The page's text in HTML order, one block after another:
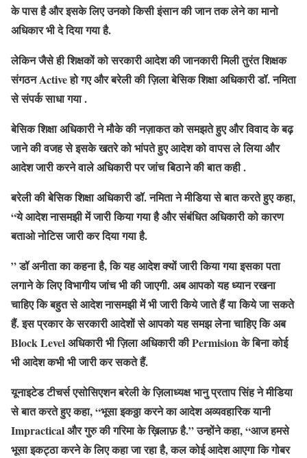
के पास है और इसके लिए उनको किसी इंसान की जान तक लेने का मानो
अधिकार भी दे दिया गया है.
लेकिन जैसे ही शिक्षकों को सरकारी आदेश की जानकारी मिली तुरंत शिक्षक
संगठन Active हो गए और बरेली की ज़िला बेसिक शिक्षा अधिकारी डॉ. नमिता
से संपर्क साधा गया .
बेसिक शिक्षा अधिकारी ने मौके की नज़ाकत को समझते हुए और विवाद के बढ़
जाने की वजह से इसके खतरे को भांपते हुए आदेश को वापस ले लिया और
आदेश जारी करने वाले अधिकारी पर जांच बिठाने की बात कही .
बरेली की बेसिक शिक्षा अधिकारी डॉ. नमिता ने मीडिया से बात करते हुए कहा,
“ये आदेश नासमझी में जारी किया गया है और संबंधित अधिकारी को कारण
बताओ नोटिस जारी कर दिया गया है.
” डॉ अनीता का कहना है, कि यह आदेश क्यों जारी किया गया इसका पता
लगाने के लिए विभागीय जांच भी की जाएगी. अब आपको यह ध्यान रखना
चाहिए कि बहुत से आदेश नासमझी में भी जारी किये जाते हैं या किये जा सकते
हैं. इस प्रकार के सरकारी आदेशों से आपको यह समझ लेना चाहिए कि अब
Block Level अधिकारी भी ज़िला अधिकारी की Permision के बिना कोई
भी आदेश कभी भी जारी कर सकते हैं.
यूनाइटेड टीचर्स एसोसिएशन बरेली के ज़िलाध्यक्ष भानु प्रताप सिंह ने मीडिया
से बात करते हुए कहा, “भूसा इकठ्ठा करने का आदेश अव्यवहारिक यानी
Impractical और गुरु की गरिमा के ख़िलाफ़ है.” उन्होंने कहा, “आज हमसे
भूसा इकट्ठा करने के लिए कहा जा रहा है, कल कोई आदेश आएगा कि गोबर